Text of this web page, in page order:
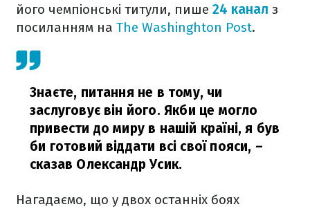
його чемпіонські титули, пише 24 канал з
посиланням на The Washinghton Post.
Знаєте, питання не в тому, чи
заслуговує він його. Якби це могло
привести до миру в нашій країні, я був
би готовий віддати всі свої пояси, –
сказав Олександр Усик.
Нагадаємо, що у двох останніх боях